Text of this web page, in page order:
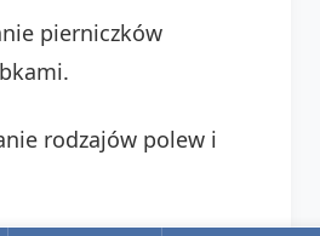
pierniczków
rodzajów polew i